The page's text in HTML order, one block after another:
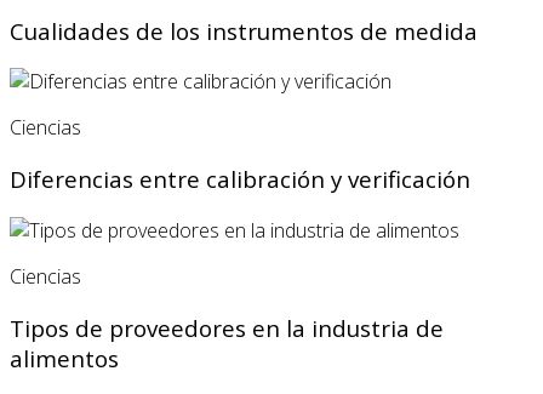
Cualidades de los instrumentos de medida
Ciencias
Diferencias entre calibración y verificación
Ciencias
Tipos de proveedores en la industria de
alimentos